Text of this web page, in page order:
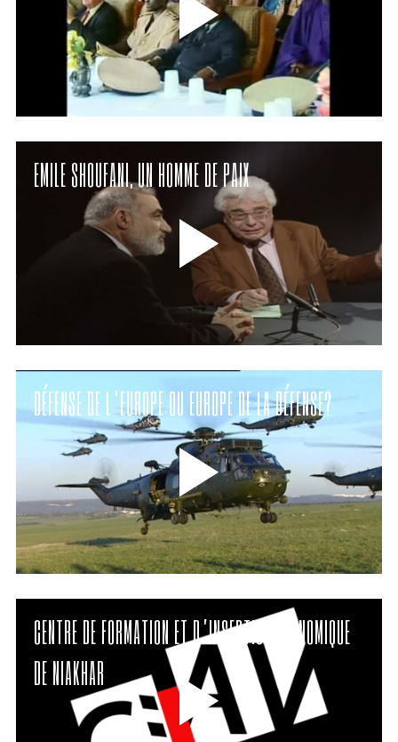
EMILE SHOUFANI, UN HOMME DE PAIX
DÉFENSE DE L’EUROPE OU EUROPE DE LA DÉFENSE?
CENTRE DE FORMATION ET D’INSERTION ÉCONOMIQUE
DE NIAKHAR